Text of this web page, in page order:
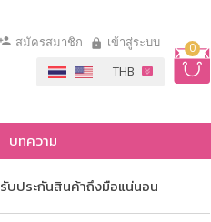
0
สมัครสมาชิก เข้าสู่ระบบ
บทความ
รับประกันสินค้าถึงมือแน่นอน